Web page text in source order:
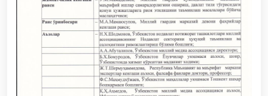
этилди. // Хавфсиз муҳитни таъминлашга
қаратилган чора-тадбирлар Миллий гвардия
қўмондони генерал-полковник Б. Ташматов
раҳбарлигида Юнусобод туманида амалга
оширилди // Буюк давлат арбоби Соҳибқирон
Амир Темур таваллудининг 690 йиллиги
муносабати билан, Ўзбекистон Миллий кино
санъати саройида Миллий гвардия тизимидаги